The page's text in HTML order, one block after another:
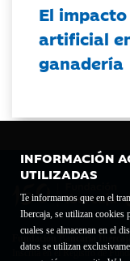
INFORMACIÓN
UTILIZADAS
Te informamos que en el
Ibercaja, se utilizan cookies
cuales se almacenan en el
datos se utilizan
El
artificial
ganadería
Fundación Bancaria
Inscrita en el Registro de